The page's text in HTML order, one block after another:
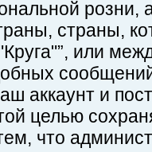
страны,
или
аккаунт и
целью
что